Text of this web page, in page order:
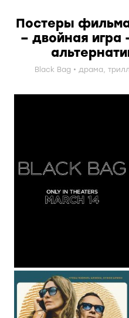
Постеры
– двойная
Black Bag драма,